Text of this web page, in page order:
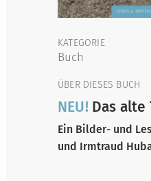
KATEGORIE
Buch
ÜBER DIESES BUCH
NEU! Das alte
Ein Bilder- und
und Irmtraud